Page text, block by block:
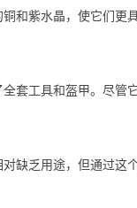
和紫水晶，使它们更
套工具和盔甲。尽管
缺乏用途，但通过这